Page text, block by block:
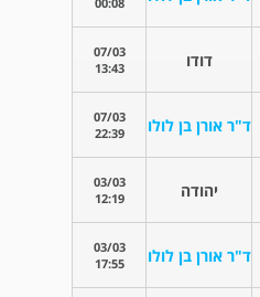
דודו
07/03
13:43
ד"ר אורן בן לולו
07/03
22:39
יהודה
03/03
12:19
ד"ר אורן בן לולו
03/03
17:55